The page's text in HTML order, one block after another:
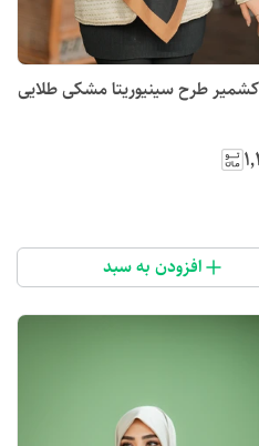
طرح سینیوریتا مشکی طلایی
افزودن به سبد